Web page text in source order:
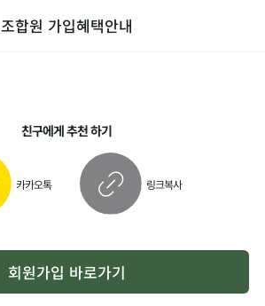
조합원 가입혜택안내
친구에게 추천 하기
카카오톡 링크복사
회원가입 바로가기